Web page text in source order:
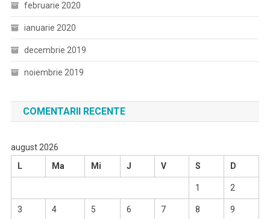
februarie 2020
ianuarie 2020
decembrie 2019
noiembrie 2019
COMENTARII RECENTE
august 2026
L
Ma Mi J V S D
1 2
3 4 5 6 7 8 9